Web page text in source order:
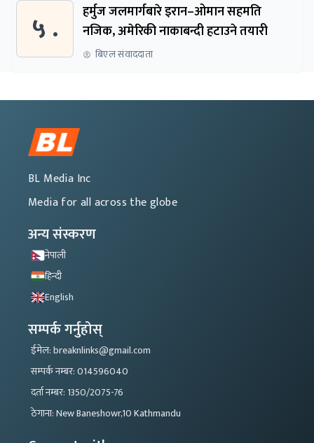
५ .
हर्मुज जलमार्गबारे इरान–ओमान सहमति
नजिक, अमेरिकी नाकाबन्दी हटाउने तयारी
बिएल संवाददाता
BL Media Inc
Media for all across the globe
अन्य संस्करण
नेपाली
हिन्दी
English
सम्पर्क गर्नुहोस्
ईमेल: breaknlinks@gmail.com
सम्पर्क नम्बर: 014596040
दर्ता नम्बर: 1350/2075-76
ठेगाना: New Baneshowr,10 Kathmandu